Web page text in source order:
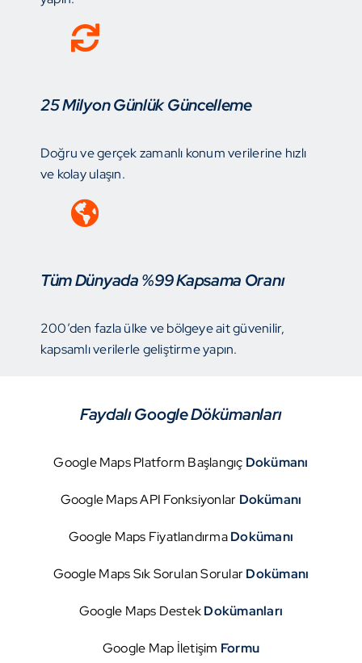
25 Milyon Günlük Güncelleme
Doğru ve gerçek zamanlı konum verilerine hızlı
ve kolay ulaşın.
Tüm Dünyada %99 Kapsama Oranı
200’den fazla ülke ve bölgeye ait güvenilir,
kapsamlı verilerle geliştirme yapın.
Faydalı Google Dökümanları
Google Maps Platform Başlangıç Dokümanı
Google Maps API Fonksiyonlar Dokümanı
Google Maps FiyatlandırmaDokümanı
Google Maps Sık Sorulan SorularDokümanı
Google Maps DestekDokümanları
Google Map İletişim Formu